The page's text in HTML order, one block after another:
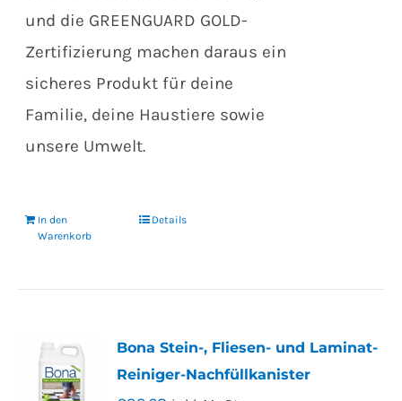
und die GREENGUARD GOLD-
Zertifizierung machen daraus ein
sicheres Produkt für deine
Familie, deine Haustiere sowie
unsere Umwelt.
In den
Warenkorb
Details
Bona Stein-, Fliesen- und Laminat-
Reiniger-Nachfüllkanister